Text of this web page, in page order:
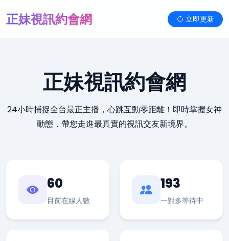
正妹視訊約會網 立即更新
正妹視訊約會網
24小時捕捉全台最正主播，心跳互動零距離！即時掌握女神
動態，帶您走進最真實的視訊交友新境界。
60
目前在線人數
193
一對多等待中